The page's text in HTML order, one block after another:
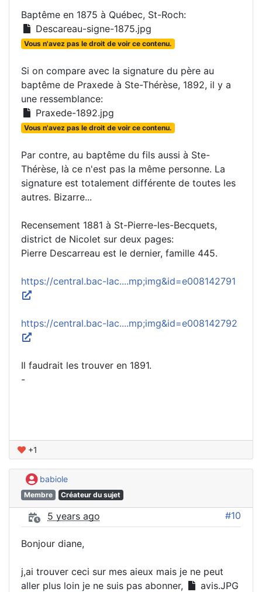
Baptême en 1875 à Québec, St-Roch:
Descareau-signe-1875.jpg
Vous n'avez pas le droit de voir ce contenu.
Si on compare avec la signature du père au
baptême de Praxede à Ste-Thérèse, 1892, il y a
une ressemblance:
Praxede-1892.jpg
Vous n'avez pas le droit de voir ce contenu.
Par contre, au baptême du fils aussi à Ste-
Thérèse, là ce n'est pas la même personne. La
signature est totalement différente de toutes les
autres. Bizarre...
Recensement 1881 à St-Pierre-les-Becquets,
district de Nicolet sur deux pages:
Pierre Descarreau est le dernier, famille 445.
https://central.bac-lac....mp;img&id=e008142791
https://central.bac-lac....mp;img&id=e008142792
Il faudrait les trouver en 1891.
-
+1
babiole
Membre Créateur du sujet
5 years ago #10
Bonjour diane,
j,ai trouver ceci sur mes aieux mais je ne peut
aller plus loin je ne suis pas abonner,
avis.JPG